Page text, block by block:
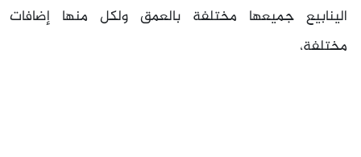
الينابيع جميعها مختلفة بالعمق ولكل منها إضافات
مختلفة،